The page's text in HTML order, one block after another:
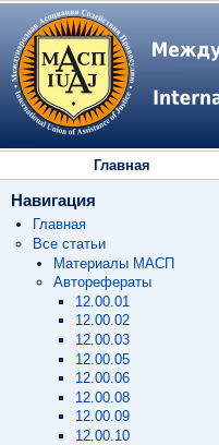
Главная
Навигация
Главная
Все статьи
Материалы МАСП
Авторефераты
12.00.01
12.00.02
12.00.03
12.00.05
12.00.06
12.00.08
12.00.09
12.00.10